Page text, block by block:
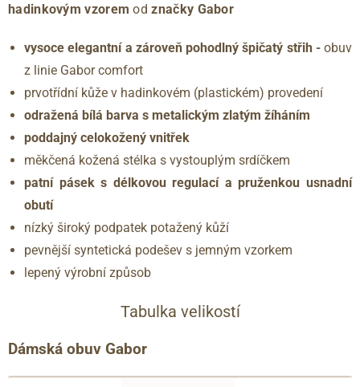
hadinkovým vzorem odznačky Gabor
vysoce elegantní a zároveň pohodlný špičatý střih -obuv
z linie Gabor comfort
prvotřídní kůže v hadinkovém (plastickém) provedení
odražená bílá barva s metalickým zlatým žíháním
poddajný celokožený vnitřek
měkčená kožená stélka s vystouplým srdíčkem
patní pásek s délkovou regulací a pruženkou usnadní
obutí
nízký široký podpatek potažený kůží
pevnější syntetická podešev s jemným vzorkem
lepený výrobní způsob
Tabulka velikostí
Dámská obuv Gabor